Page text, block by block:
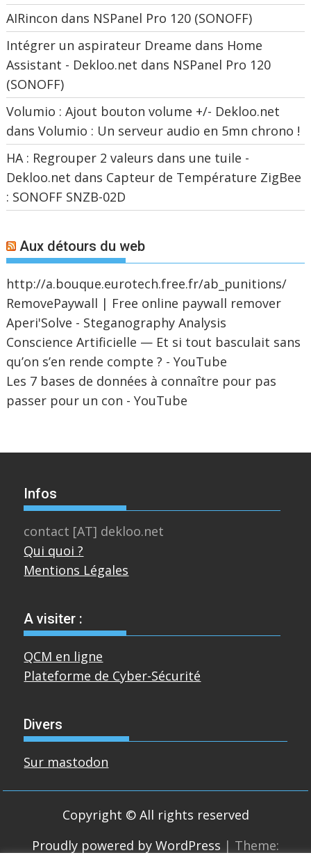
AIRincon dans NSPanel Pro 120 (SONOFF)
Intégrer un aspirateur Dreame dans Home
Assistant - Dekloo.net dans NSPanel Pro 120
(SONOFF)
Volumio : Ajout bouton volume +/- Dekloo.net
dansVolumio : Un serveur audio en 5mn chrono !
HA : Regrouper 2 valeurs dans une tuile -
Dekloo.net dans Capteur de Température ZigBee
: SONOFF SNZB-02D
Aux détours du web
http://a.bouque.eurotech.free.fr/ab_punitions/
RemovePaywall | Free online paywall remover
Aperi'Solve - Steganography Analysis
Conscience Artificielle — Et si tout basculait sans
qu’on s’en rende compte ? - YouTube
Les 7 bases de données à connaître pour pas
passer pour un con - YouTube
Infos
contact [AT] dekloo.net
Qui quoi ?
Mentions Légales
A visiter :
QCM en ligne
Plateforme de Cyber-Sécurité
Divers
Sur mastodon
Copyright © All rights reserved
Proudly powered by WordPress | Theme: